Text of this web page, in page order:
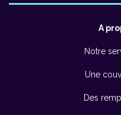
A
Notre
Une
Des